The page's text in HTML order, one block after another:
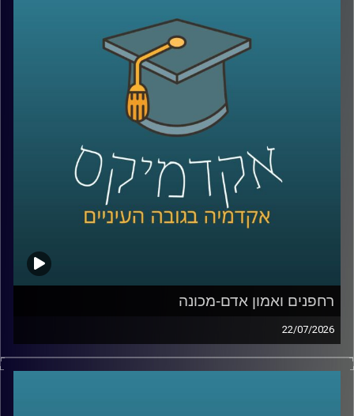
שגורמת לנו לחזור שוב ושוב, ואיך משלבים בין טכנולוגיה,
דאטה, לוגיסטיקה ובעיקר הבנה של בני אדם?
כדי לדבר על כל זה נמצא איתי היום צביקה ביידא, לשעבר
נדבר על מה באמת עומד מאחורי חוויית לקוח טובה, איך
ארגונים חושבים על חדשנות, ואיך בינה מלאכותית הולכת
לשנות את הדרך שבה כולנו קונים, עובדים ומקבלים החלטות
קרדיט תמונות:AudioVersity
רחפנים ואמון אדם-מכונה
22/07/2026
אם לפני עשור היינו אומרים את המילה “רחפן”, כנראה שהיינו
חושבים על צילום מהאוויר או על גאדג’ט מגניב. היום התמונה